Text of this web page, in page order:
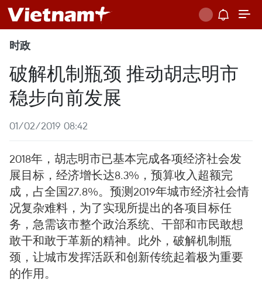
时政
破解机制瓶颈 推动胡志明市
稳步向前发展
01/02/2019 08:42
2018年，胡志明市已基本完成各项经济社会发
展目标，经济增长达8.3%，预算收入超额完
成，占全国27.8%。预测2019年城市经济社会情
况复杂难料，为了实现所提出的各项目标任
务，急需该市整个政治系统、干部和市民敢想
敢干和敢于革新的精神。此外，破解机制瓶
颈，让城市发挥活跃和创新传统起着极为重要
的作用。